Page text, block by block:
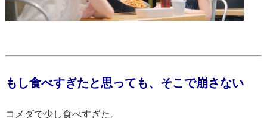
もし食べすぎたと思っても、そこで崩さない
コメダで少し食べすぎた。